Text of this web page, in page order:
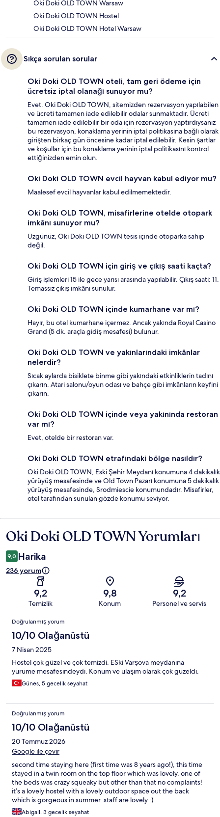
Oki Doki OLD TOWN Warsaw
Oki Doki OLD TOWN Hostel
Oki Doki OLD TOWN Hotel Warsaw
Sıkça sorulan sorular
Oki Doki OLD TOWN oteli, tam geri ödeme için
ücretsiz iptal olanağı sunuyor mu?
Evet. Oki Doki OLD TOWN, sitemizden rezervasyon yapılabilen
ve ücreti tamamen iade edilebilir odalar sunmaktadır. Ücreti
tamamen iade edilebilir bir oda için rezervasyon yaptırdıysanız
bu rezervasyon, konaklama yerinin iptal politikasına bağlı olarak
girişten birkaç gün öncesine kadar iptal edilebilir. Kesin şartlar
ve koşullar için bu konaklama yerinin iptal politikasını kontrol
ettiğinizden emin olun.
Oki Doki OLD TOWN evcil hayvan kabul ediyor mu?
Maalesef evcil hayvanlar kabul edilmemektedir.
Oki Doki OLD TOWN, misafirlerine otelde otopark
imkânı sunuyor mu?
Üzgünüz, Oki Doki OLD TOWN tesis içinde otoparka sahip
değil.
Oki Doki OLD TOWN için giriş ve çıkış saati kaçta?
Giriş işlemleri 15 ile gece yarısı arasında yapılabilir. Çıkış saati: 11.
Temassız çıkış imkânı sunulur.
Oki Doki OLD TOWN içinde kumarhane var mı?
Hayır, bu otel kumarhane içermez. Ancak yakında Royal Casino
Grand (5 dk. araçla gidiş mesafesi) bulunur.
Oki Doki OLD TOWN ve yakınlarındaki imkânlar
nelerdir?
Sıcak aylarda bisiklete binme gibi yakındaki etkinliklerin tadını
çıkarın. Atari salonu/oyun odası ve bahçe gibi imkânların keyfini
çıkarın.
Oki Doki OLD TOWN içinde veya yakınında restoran
var mı?
Evet, otelde bir restoran var.
Oki Doki OLD TOWN etrafındaki bölge nasıldır?
Oki Doki OLD TOWN, Eski Şehir Meydanı konumuna 4 dakikalık
yürüyüş mesafesinde ve Old Town Pazarı konumuna 5 dakikalık
yürüyüş mesafesinde, Srodmiescie konumundadır. Misafirler,
otel tarafından sunulan gözde konumu seviyor.
Yorumlar
Oki Doki OLD TOWN Yorumları
9,0 Harika
236 yorum
9,2
Temizlik
9,8
Konum
9,2
Personel ve servis
Yorumlar
Doğrulanmış yorum
10/10 Olağanüstü
7 Nisan 2025
Hostel çok güzel ve çok temizdi. ESki Varşova meydanına
yürüme mesafesindeydi. Konum ve ulaşım olarak çok güzeldi.
Günes, 5 gecelik seyahat
Doğrulanmış yorum
10/10 Olağanüstü
20 Temmuz 2026
Google ile çevir
second time staying here (first time was 8 years ago!), this time
stayed in a twin room on the top floor which was lovely. one of
the beds was crazy squeaky but other than that no complaints!
it’s a lovely hostel with a lovely outdoor space out the back
which is gorgeous in summer. staff are lovely :)
Abigail, 3 gecelik seyahat